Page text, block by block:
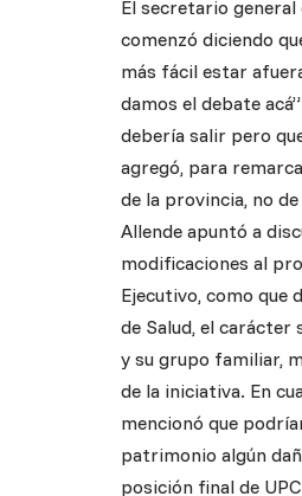
El secretario general
comenzó diciendo
más fácil estar
damos el debate
debería salir pero
agregó, para
de la provincia, no
Allende apuntó a
modificaciones al
Ejecutivo, como que
de Salud, el carácter
y su grupo familiar,
de la iniciativa. En
mencionó que
patrimonio algún
posición final de